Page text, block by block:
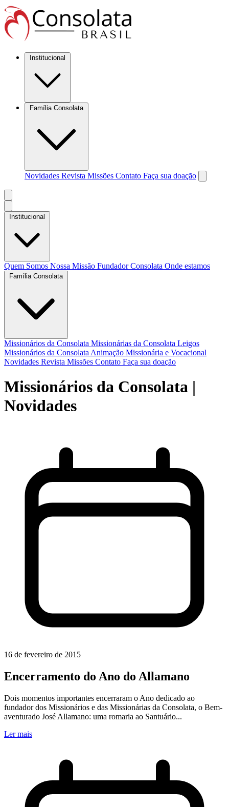
Institucional
Família Consolata
Novidades Revista Missões Contato Faça sua doação
Institucional
Quem Somos Nossa Missão FundadorConsolata Onde estamos
Família Consolata
Missionários da Consolata Missionárias da Consolata Leigos
Missionários da Consolata Animação Missionária e Vocacional
Novidades Revista Missões Contato Faça sua doação
Missionários da Consolata |
Novidades
16 de fevereiro de 2015
Encerramento do Ano do Allamano
Dois momentos importantes encerraram o Ano dedicado ao
fundador dos Missionários e das Missionárias da Consolata, o Bem-
aventurado José Allamano: uma romaria ao Santuário...
Ler mais